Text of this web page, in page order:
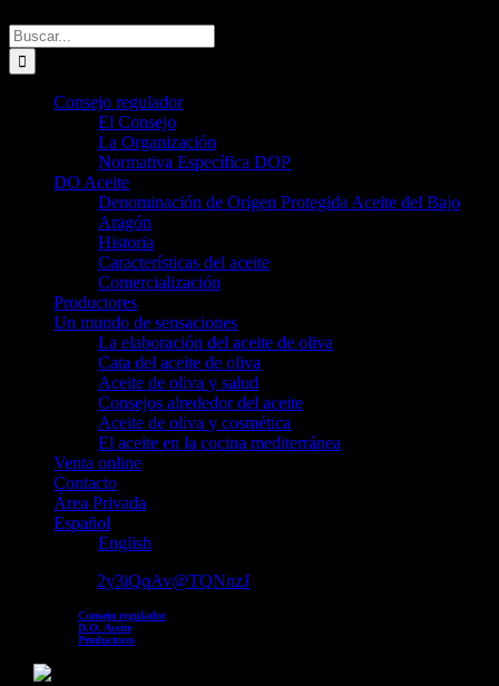
Buscar:
Consejo regulador
El Consejo
La Organización
Normativa Específica DOP
DO Aceite
Denominación de Origen Protegida Aceite del Bajo
Aragón
Historia
Características del aceite
Comercialización
Productores
Un mundo de sensaciones
La elaboración del aceite de oliva
Cata del aceite de oliva
Aceite de oliva y salud
Consejos alrededor del aceite
Aceite de oliva y cosmética
El aceite en la cocina mediterránea
Venta online
Contacto
Área Privada
Español
English
2y3iQqAv@TQNnzJ
Consejo regulador
D.O. Aceite
Productores